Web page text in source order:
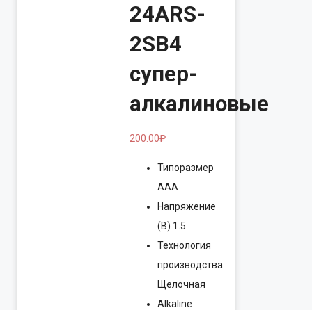
24ARS-
2SB4
супер-
алкалиновые
200.00₽
Типоразмер
AAA
Напряжение
(В) 1.5
Технология
производства
Щелочная
Alkaline